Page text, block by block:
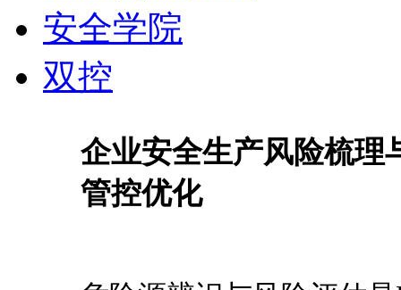
安全学院
双控
企业安全生产风险梳理
管控优化